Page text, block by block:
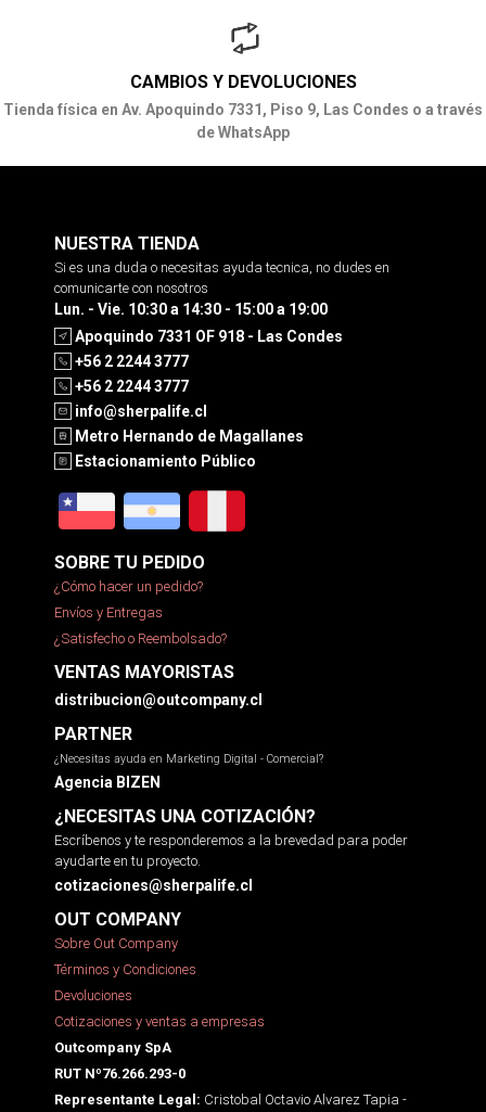
CAMBIOS Y DEVOLUCIONES
Tienda física en Av. Apoquindo 7331, Piso 9, Las Condes o a través
de WhatsApp
NUESTRA TIENDA
Si es una duda o necesitas ayuda tecnica, no dudes en
comunicarte con nosotros
Lun. - Vie. 10:30 a 14:30 - 15:00 a 19:00
Apoquindo 7331 OF 918 - Las Condes
+56 2 2244 3777
+56 2 2244 3777
info@sherpalife.cl
Metro Hernando de Magallanes
Estacionamiento Público
SOBRE TU PEDIDO
¿Cómo hacer un pedido?
Envíos y Entregas
¿Satisfecho o Reembolsado?
VENTAS MAYORISTAS
distribucion@outcompany.cl
PARTNER
¿Necesitas ayuda en Marketing Digital - Comercial?
Agencia BIZEN
¿NECESITAS UNA COTIZACIÓN?
Escríbenos y te responderemos a la brevedad para poder
ayudarte en tu proyecto.
cotizaciones@sherpalife.cl
OUT COMPANY
Sobre Out Company
Términos y Condiciones
Devoluciones
Cotizaciones y ventas a empresas
Outcompany SpA
RUT Nº76.266.293-0
Representante Legal: Cristobal Octavio Alvarez Tapia -